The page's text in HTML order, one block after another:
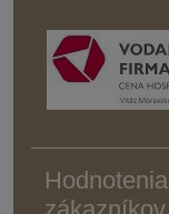
Hodnotenia